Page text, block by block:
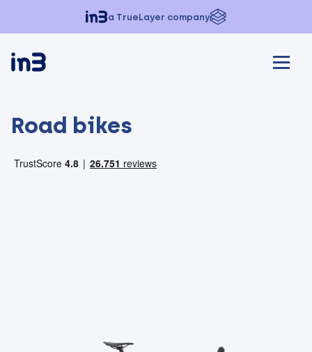
a TrueLayer company
Road bikes